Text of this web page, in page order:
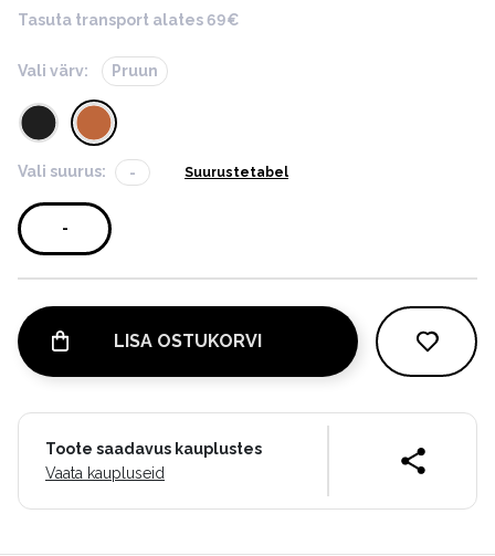
Tasuta transport alates 69€
Vali värv: Pruun
Vali suurus: - Suurustetabel
-
LISA OSTUKORVI
Toote saadavus kauplustes
Vaata kaupluseid